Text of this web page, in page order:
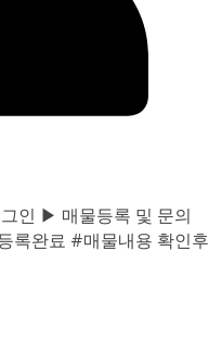
인 ▶ 매물등록 및 문의
록완료 #매물내용 확인후